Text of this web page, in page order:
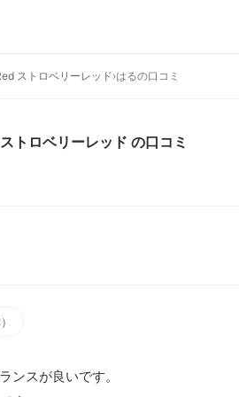
ストロベリーレッド›はるの口コミ
トロベリーレッド の口コミ
ンスが良いです。